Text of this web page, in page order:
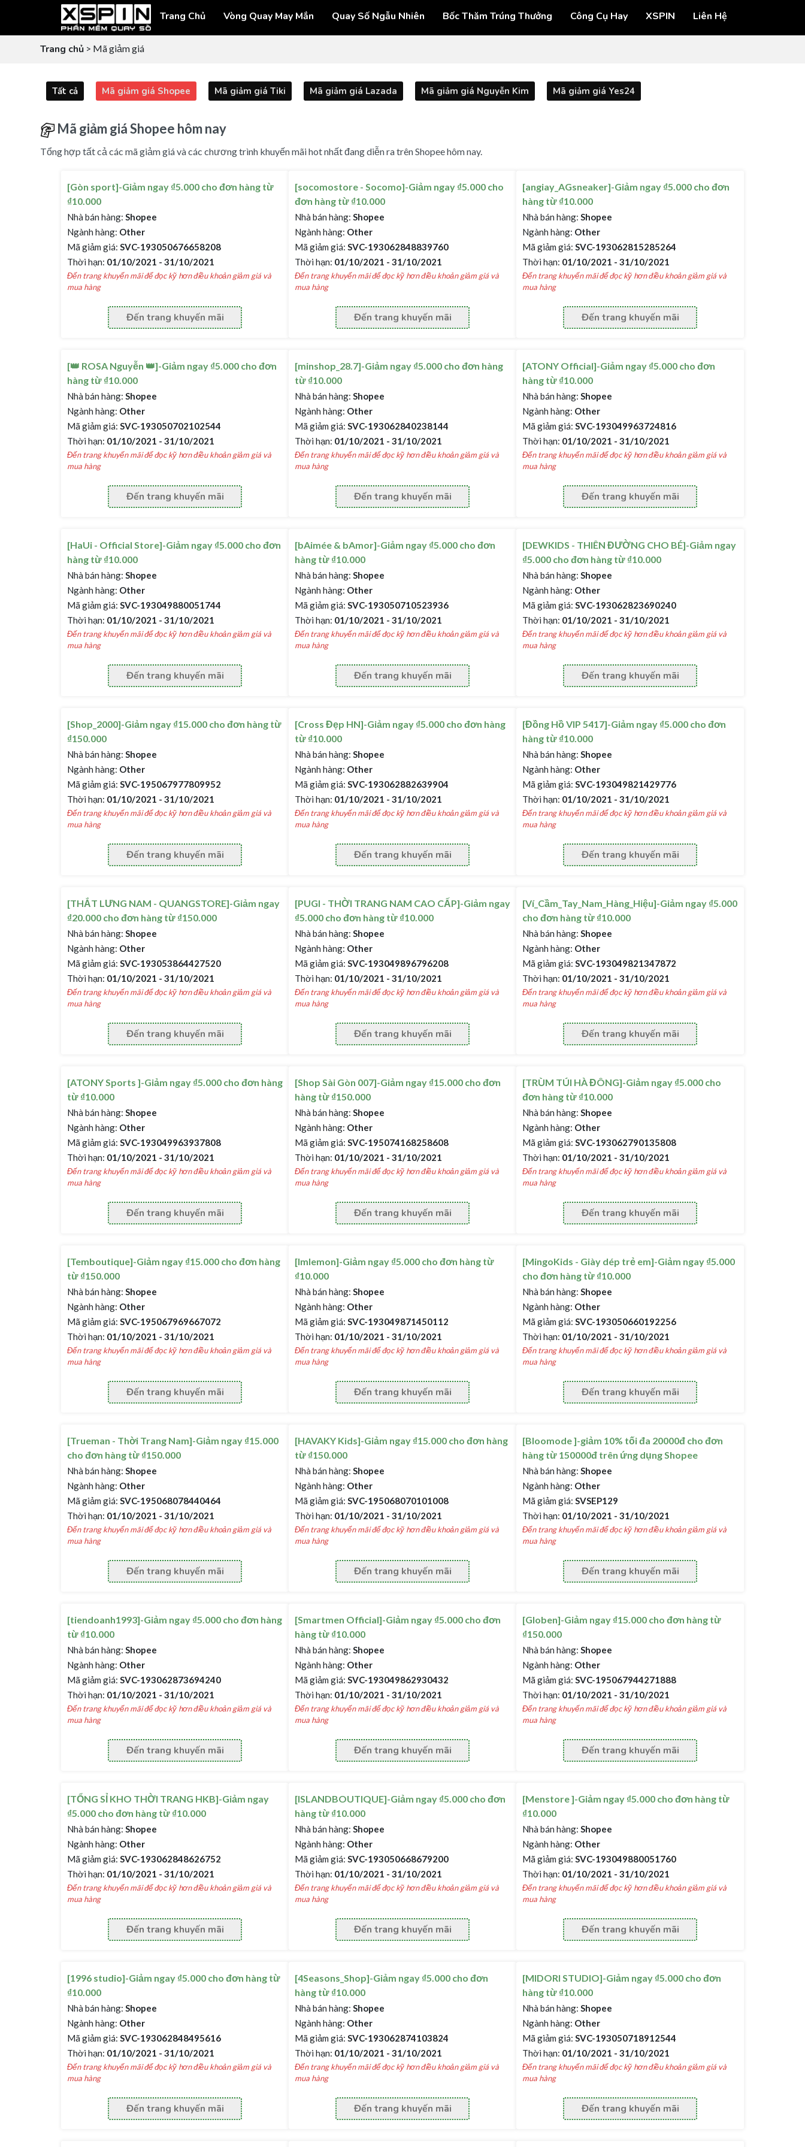
Trang Chủ Vòng Quay May Mắn Quay Số Ngẫu Nhiên Bốc Thăm Trúng Thưởng Công Cụ Hay XSPIN Liên Hệ
Trang chủ > Mã giảm giá
Tất cả Mã giảm giá Shopee Mã giảm giá Tiki Mã giảm giá Lazada Mã giảm giá Nguyễn Kim Mã giảm giá Yes24
Mã giảm giá Shopee hôm nay
Tổng hợp tất cả các mã giảm giá và các chương trình khuyến mãi hot nhất đang diễn ra trên Shopee hôm nay.
[Gòn sport]-Giảm ngay ₫5.000 cho đơn hàng từ
₫10.000
Nhà bán hàng: Shopee
Ngành hàng: Other
Mã giảm giá: SVC-193050676658208
Thời hạn: 01/10/2021 - 31/10/2021
Đến trang khuyến mãi để đọc kỹ hơn điều khoản giảm giá và
mua hàng
Đến trang khuyến mãi
[socomostore - Socomo]-Giảm ngay ₫5.000 cho
đơn hàng từ ₫10.000
Nhà bán hàng: Shopee
Ngành hàng: Other
Mã giảm giá: SVC-193062848839760
Thời hạn: 01/10/2021 - 31/10/2021
Đến trang khuyến mãi để đọc kỹ hơn điều khoản giảm giá và
mua hàng
Đến trang khuyến mãi
[angiay_AGsneaker]-Giảm ngay ₫5.000 cho đơn
hàng từ ₫10.000
Nhà bán hàng: Shopee
Ngành hàng: Other
Mã giảm giá: SVC-193062815285264
Thời hạn: 01/10/2021 - 31/10/2021
Đến trang khuyến mãi để đọc kỹ hơn điều khoản giảm giá và
mua hàng
Đến trang khuyến mãi
[👑 ROSA Nguyễn 👑]-Giảm ngay ₫5.000 cho đơn
hàng từ ₫10.000
Nhà bán hàng: Shopee
Ngành hàng: Other
Mã giảm giá: SVC-193050702102544
Thời hạn: 01/10/2021 - 31/10/2021
Đến trang khuyến mãi để đọc kỹ hơn điều khoản giảm giá và
mua hàng
Đến trang khuyến mãi
[minshop_28.7]-Giảm ngay ₫5.000 cho đơn hàng
từ ₫10.000
Nhà bán hàng: Shopee
Ngành hàng: Other
Mã giảm giá: SVC-193062840238144
Thời hạn: 01/10/2021 - 31/10/2021
Đến trang khuyến mãi để đọc kỹ hơn điều khoản giảm giá và
mua hàng
Đến trang khuyến mãi
[ATONY Official]-Giảm ngay ₫5.000 cho đơn
hàng từ ₫10.000
Nhà bán hàng: Shopee
Ngành hàng: Other
Mã giảm giá: SVC-193049963724816
Thời hạn: 01/10/2021 - 31/10/2021
Đến trang khuyến mãi để đọc kỹ hơn điều khoản giảm giá và
mua hàng
Đến trang khuyến mãi
[HaUi - Official Store]-Giảm ngay ₫5.000 cho đơn
hàng từ ₫10.000
Nhà bán hàng: Shopee
Ngành hàng: Other
Mã giảm giá: SVC-193049880051744
Thời hạn: 01/10/2021 - 31/10/2021
Đến trang khuyến mãi để đọc kỹ hơn điều khoản giảm giá và
mua hàng
Đến trang khuyến mãi
[bAimée & bAmor]-Giảm ngay ₫5.000 cho đơn
hàng từ ₫10.000
Nhà bán hàng: Shopee
Ngành hàng: Other
Mã giảm giá: SVC-193050710523936
Thời hạn: 01/10/2021 - 31/10/2021
Đến trang khuyến mãi để đọc kỹ hơn điều khoản giảm giá và
mua hàng
Đến trang khuyến mãi
[DEWKIDS - THIÊN ĐƯỜNG CHO BÉ]-Giảm ngay
₫5.000 cho đơn hàng từ ₫10.000
Nhà bán hàng: Shopee
Ngành hàng: Other
Mã giảm giá: SVC-193062823690240
Thời hạn: 01/10/2021 - 31/10/2021
Đến trang khuyến mãi để đọc kỹ hơn điều khoản giảm giá và
mua hàng
Đến trang khuyến mãi
[Shop_2000]-Giảm ngay ₫15.000 cho đơn hàng từ
₫150.000
Nhà bán hàng: Shopee
Ngành hàng: Other
Mã giảm giá: SVC-195067977809952
Thời hạn: 01/10/2021 - 31/10/2021
Đến trang khuyến mãi để đọc kỹ hơn điều khoản giảm giá và
mua hàng
Đến trang khuyến mãi
[Cross Đẹp HN]-Giảm ngay ₫5.000 cho đơn hàng
từ ₫10.000
Nhà bán hàng: Shopee
Ngành hàng: Other
Mã giảm giá: SVC-193062882639904
Thời hạn: 01/10/2021 - 31/10/2021
Đến trang khuyến mãi để đọc kỹ hơn điều khoản giảm giá và
mua hàng
Đến trang khuyến mãi
[Đồng Hồ VIP 5417]-Giảm ngay ₫5.000 cho đơn
hàng từ ₫10.000
Nhà bán hàng: Shopee
Ngành hàng: Other
Mã giảm giá: SVC-193049821429776
Thời hạn: 01/10/2021 - 31/10/2021
Đến trang khuyến mãi để đọc kỹ hơn điều khoản giảm giá và
mua hàng
Đến trang khuyến mãi
[THẮT LƯNG NAM - QUANGSTORE]-Giảm ngay
₫20.000 cho đơn hàng từ ₫150.000
Nhà bán hàng: Shopee
Ngành hàng: Other
Mã giảm giá: SVC-193053864427520
Thời hạn: 01/10/2021 - 31/10/2021
Đến trang khuyến mãi để đọc kỹ hơn điều khoản giảm giá và
mua hàng
Đến trang khuyến mãi
[PUGI - THỜI TRANG NAM CAO CẤP]-Giảm ngay
₫5.000 cho đơn hàng từ ₫10.000
Nhà bán hàng: Shopee
Ngành hàng: Other
Mã giảm giá: SVC-193049896796208
Thời hạn: 01/10/2021 - 31/10/2021
Đến trang khuyến mãi để đọc kỹ hơn điều khoản giảm giá và
mua hàng
Đến trang khuyến mãi
[Ví_Cầm_Tay_Nam_Hàng_Hiệu]-Giảm ngay ₫5.000
cho đơn hàng từ ₫10.000
Nhà bán hàng: Shopee
Ngành hàng: Other
Mã giảm giá: SVC-193049821347872
Thời hạn: 01/10/2021 - 31/10/2021
Đến trang khuyến mãi để đọc kỹ hơn điều khoản giảm giá và
mua hàng
Đến trang khuyến mãi
[ATONY Sports ]-Giảm ngay ₫5.000 cho đơn hàng
từ ₫10.000
Nhà bán hàng: Shopee
Ngành hàng: Other
Mã giảm giá: SVC-193049963937808
Thời hạn: 01/10/2021 - 31/10/2021
Đến trang khuyến mãi để đọc kỹ hơn điều khoản giảm giá và
mua hàng
Đến trang khuyến mãi
[Shop Sài Gòn 007]-Giảm ngay ₫15.000 cho đơn
hàng từ ₫150.000
Nhà bán hàng: Shopee
Ngành hàng: Other
Mã giảm giá: SVC-195074168258608
Thời hạn: 01/10/2021 - 31/10/2021
Đến trang khuyến mãi để đọc kỹ hơn điều khoản giảm giá và
mua hàng
Đến trang khuyến mãi
[TRÙM TÚI HÀ ĐÔNG]-Giảm ngay ₫5.000 cho
đơn hàng từ ₫10.000
Nhà bán hàng: Shopee
Ngành hàng: Other
Mã giảm giá: SVC-193062790135808
Thời hạn: 01/10/2021 - 31/10/2021
Đến trang khuyến mãi để đọc kỹ hơn điều khoản giảm giá và
mua hàng
Đến trang khuyến mãi
[Temboutique]-Giảm ngay ₫15.000 cho đơn hàng
từ ₫150.000
Nhà bán hàng: Shopee
Ngành hàng: Other
Mã giảm giá: SVC-195067969667072
Thời hạn: 01/10/2021 - 31/10/2021
Đến trang khuyến mãi để đọc kỹ hơn điều khoản giảm giá và
mua hàng
Đến trang khuyến mãi
[Imlemon]-Giảm ngay ₫5.000 cho đơn hàng từ
₫10.000
Nhà bán hàng: Shopee
Ngành hàng: Other
Mã giảm giá: SVC-193049871450112
Thời hạn: 01/10/2021 - 31/10/2021
Đến trang khuyến mãi để đọc kỹ hơn điều khoản giảm giá và
mua hàng
Đến trang khuyến mãi
[MingoKids - Giày dép trẻ em]-Giảm ngay ₫5.000
cho đơn hàng từ ₫10.000
Nhà bán hàng: Shopee
Ngành hàng: Other
Mã giảm giá: SVC-193050660192256
Thời hạn: 01/10/2021 - 31/10/2021
Đến trang khuyến mãi để đọc kỹ hơn điều khoản giảm giá và
mua hàng
Đến trang khuyến mãi
[Trueman - Thời Trang Nam]-Giảm ngay ₫15.000
cho đơn hàng từ ₫150.000
Nhà bán hàng: Shopee
Ngành hàng: Other
Mã giảm giá: SVC-195068078440464
Thời hạn: 01/10/2021 - 31/10/2021
Đến trang khuyến mãi để đọc kỹ hơn điều khoản giảm giá và
mua hàng
Đến trang khuyến mãi
[HAVAKY Kids]-Giảm ngay ₫15.000 cho đơn hàng
từ ₫150.000
Nhà bán hàng: Shopee
Ngành hàng: Other
Mã giảm giá: SVC-195068070101008
Thời hạn: 01/10/2021 - 31/10/2021
Đến trang khuyến mãi để đọc kỹ hơn điều khoản giảm giá và
mua hàng
Đến trang khuyến mãi
[Bloomode ]-giảm 10% tối đa 20000đ cho đơn
hàng từ 150000đ trên ứng dụng Shopee
Nhà bán hàng: Shopee
Ngành hàng: Other
Mã giảm giá: SVSEP129
Thời hạn: 01/10/2021 - 31/10/2021
Đến trang khuyến mãi để đọc kỹ hơn điều khoản giảm giá và
mua hàng
Đến trang khuyến mãi
[tiendoanh1993]-Giảm ngay ₫5.000 cho đơn hàng
từ ₫10.000
Nhà bán hàng: Shopee
Ngành hàng: Other
Mã giảm giá: SVC-193062873694240
Thời hạn: 01/10/2021 - 31/10/2021
Đến trang khuyến mãi để đọc kỹ hơn điều khoản giảm giá và
mua hàng
Đến trang khuyến mãi
[Smartmen Official]-Giảm ngay ₫5.000 cho đơn
hàng từ ₫10.000
Nhà bán hàng: Shopee
Ngành hàng: Other
Mã giảm giá: SVC-193049862930432
Thời hạn: 01/10/2021 - 31/10/2021
Đến trang khuyến mãi để đọc kỹ hơn điều khoản giảm giá và
mua hàng
Đến trang khuyến mãi
[Globen]-Giảm ngay ₫15.000 cho đơn hàng từ
₫150.000
Nhà bán hàng: Shopee
Ngành hàng: Other
Mã giảm giá: SVC-195067944271888
Thời hạn: 01/10/2021 - 31/10/2021
Đến trang khuyến mãi để đọc kỹ hơn điều khoản giảm giá và
mua hàng
Đến trang khuyến mãi
[TỔNG SỈ KHO THỜI TRANG HKB]-Giảm ngay
₫5.000 cho đơn hàng từ ₫10.000
Nhà bán hàng: Shopee
Ngành hàng: Other
Mã giảm giá: SVC-193062848626752
Thời hạn: 01/10/2021 - 31/10/2021
Đến trang khuyến mãi để đọc kỹ hơn điều khoản giảm giá và
mua hàng
Đến trang khuyến mãi
[ISLANDBOUTIQUE]-Giảm ngay ₫5.000 cho đơn
hàng từ ₫10.000
Nhà bán hàng: Shopee
Ngành hàng: Other
Mã giảm giá: SVC-193050668679200
Thời hạn: 01/10/2021 - 31/10/2021
Đến trang khuyến mãi để đọc kỹ hơn điều khoản giảm giá và
mua hàng
Đến trang khuyến mãi
[Menstore ]-Giảm ngay ₫5.000 cho đơn hàng từ
₫10.000
Nhà bán hàng: Shopee
Ngành hàng: Other
Mã giảm giá: SVC-193049880051760
Thời hạn: 01/10/2021 - 31/10/2021
Đến trang khuyến mãi để đọc kỹ hơn điều khoản giảm giá và
mua hàng
Đến trang khuyến mãi
[1996 studio]-Giảm ngay ₫5.000 cho đơn hàng từ
₫10.000
Nhà bán hàng: Shopee
Ngành hàng: Other
Mã giảm giá: SVC-193062848495616
Thời hạn: 01/10/2021 - 31/10/2021
Đến trang khuyến mãi để đọc kỹ hơn điều khoản giảm giá và
mua hàng
Đến trang khuyến mãi
[4Seasons_Shop]-Giảm ngay ₫5.000 cho đơn
hàng từ ₫10.000
Nhà bán hàng: Shopee
Ngành hàng: Other
Mã giảm giá: SVC-193062874103824
Thời hạn: 01/10/2021 - 31/10/2021
Đến trang khuyến mãi để đọc kỹ hơn điều khoản giảm giá và
mua hàng
Đến trang khuyến mãi
[MIDORI STUDIO]-Giảm ngay ₫5.000 cho đơn
hàng từ ₫10.000
Nhà bán hàng: Shopee
Ngành hàng: Other
Mã giảm giá: SVC-193050718912544
Thời hạn: 01/10/2021 - 31/10/2021
Đến trang khuyến mãi để đọc kỹ hơn điều khoản giảm giá và
mua hàng
Đến trang khuyến mãi